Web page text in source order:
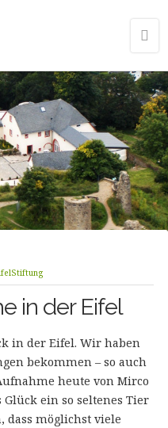
in der Eifel
in der Eifel. Wir haben
bekommen – so auch
heute von Mirco
ein so seltenes Tier
dass möglichst viele